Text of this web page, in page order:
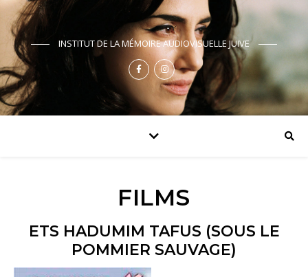
INSTITUT DE LA MÉMOIRE AUDIOVISUELLE JUIVE
FILMS
ETS HADUMIM TAFUS (SOUS LE
POMMIER SAUVAGE)